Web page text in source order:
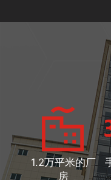
1.2万平米的厂
房